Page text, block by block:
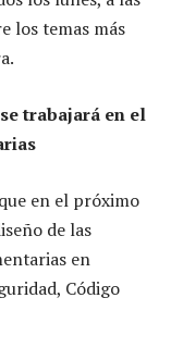
los temas más
trabajará en el
en el próximo
de las
en
Código